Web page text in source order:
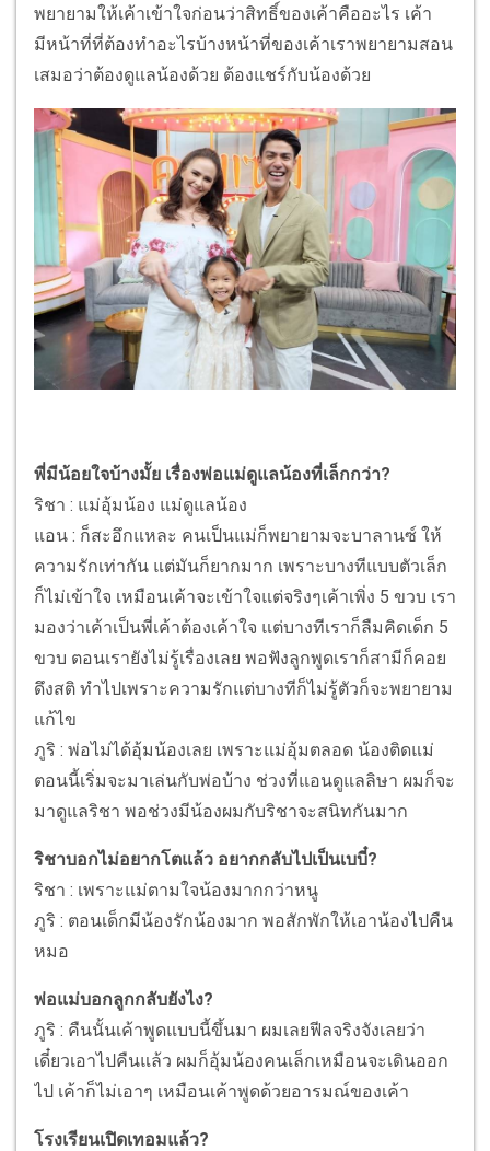
พยายามให้เค้าเข้าใจก่อนว่าสิทธิ์ของเค้าคืออะไร เค้า
มีหน้าที่ที่ต้องทำอะไรบ้างหน้าที่ของเค้าเราพยายามสอน
เสมอว่าต้องดูแลน้องด้วย ต้องแชร์กับน้องด้วย
พี่มีน้อยใจบ้างมั้ย เรื่องพ่อแม่ดูแลน้องที่เล็กกว่า?
ริชา : แม่อุ้มน้อง แม่ดูแลน้อง
แอน : ก็สะอึกแหละ คนเป็นแม่ก็พยายามจะบาลานซ์ ให้
ความรักเท่ากัน แต่มันก็ยากมาก เพราะบางทีแบบตัวเล็ก
ก็ไม่เข้าใจ เหมือนเค้าจะเข้าใจแต่จริงๆเค้าเพิ่ง 5 ขวบ เรา
มองว่าเค้าเป็นพี่เค้าต้องเค้าใจ แต่บางทีเราก็ลืมคิดเด็ก 5
ขวบ ตอนเรายังไม่รู้เรื่องเลย พอฟังลูกพูดเราก็สามีก็คอย
ดึงสติ ทำไปเพราะความรักแต่บางทีก็ไม่รู้ตัวก็จะพยายาม
แก้ไข
ภูริ : พ่อไม่ได้อุ้มน้องเลย เพราะแม่อุ้มตลอด น้องติดแม่
ตอนนี้เริ่มจะมาเล่นกับพ่อบ้าง ช่วงที่แอนดูแลลิษา ผมก็จะ
มาดูแลริชา พอช่วงมีน้องผมกับริชาจะสนิทกันมาก
ริชาบอกไม่อยากโตแล้ว อยากกลับไปเป็นเบบี๋?
ริชา : เพราะแม่ตามใจน้องมากกว่าหนู
ภูริ : ตอนเด็กมีน้องรักน้องมาก พอสักพักให้เอาน้องไปคืน
หมอ
พ่อแม่บอกลูกกลับยังไง?
ภูริ : คืนนั้นเค้าพูดแบบนี้ขึ้นมา ผมเลยฟีลจริงจังเลยว่า
เดี๋ยวเอาไปคืนแล้ว ผมก็อุ้มน้องคนเล็กเหมือนจะเดินออก
ไป เค้าก็ไม่เอาๆ เหมือนเค้าพูดด้วยอารมณ์ของเค้า
โรงเรียนเปิดเทอมแล้ว?